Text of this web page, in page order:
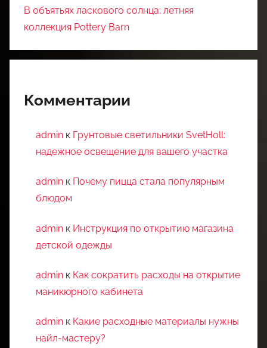
В объятьях ласкового солнца: летняя
коллекция Pottery Barn
Комментарии
admin к Грунтовые светильники SvetHoll:
надежное освещение для вашего участка
admin к Почему пицца стала популярным
блюдом
admin к Инструкция по открытию магазина
детской одежды
admin к Как сократить расходы на открытие
маникюрного кабинета
admin к Какие расходные материалы нужны
найл-мастеру?